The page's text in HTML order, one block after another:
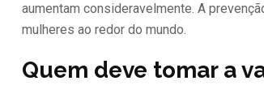
aumentam consideravelmente. A
mulheres ao redor do mundo.
Quem deve tomar a